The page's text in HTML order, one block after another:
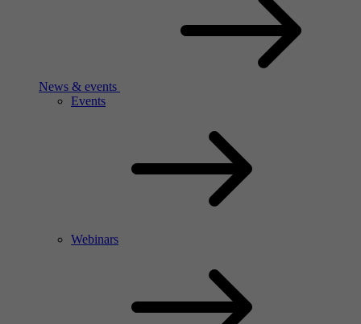
News & events
Events
Webinars